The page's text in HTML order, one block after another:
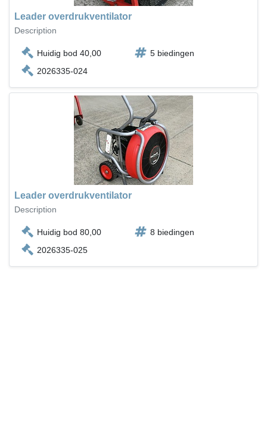
Leader overdrukventilator
Description
Huidig bod 40,00
5 biedingen
2026335-024
Leader overdrukventilator
Description
Huidig bod 80,00
8 biedingen
2026335-025